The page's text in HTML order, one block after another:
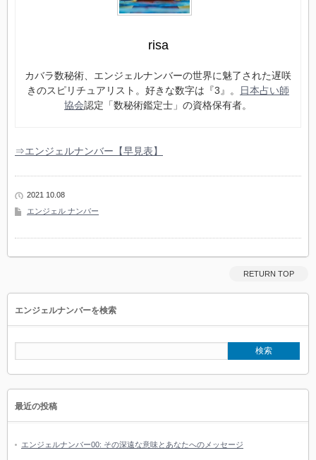
risa
カバラ数秘術、エンジェルナンバーの世界に魅了された遅咲
きのスピリチュアリスト。好きな数字は『3』。
日本占い師
協会認定「数秘術鑑定士」の資格保有者。
⇒エンジェルナンバー【早見表】
2021 10.08
エンジェル ナンバー
RETURN TOP
エンジェルナンバーを検索
最近の投稿
エンジェルナンバー00: その深遠な意味とあなたへのメッセージ